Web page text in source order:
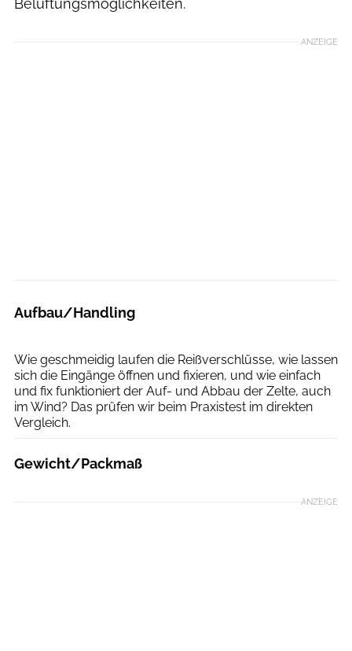
Belüftungsmöglichkeiten.
ANZEIGE
Aufbau/Handling
Wie geschmeidig laufen die Reißverschlüsse, wie lassen
sich die Eingänge öffnen und fixieren, und wie einfach
und fix funktioniert der Auf- und Abbau der Zelte, auch
im Wind? Das prüfen wir beim Praxistest im direkten
Vergleich.
Gewicht/Packmaß
ANZEIGE